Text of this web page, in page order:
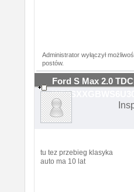
Administrator wyłączył
postów.
Ford S Max 2.0
tu tez przebieg klasyka
auto ma 10 lat